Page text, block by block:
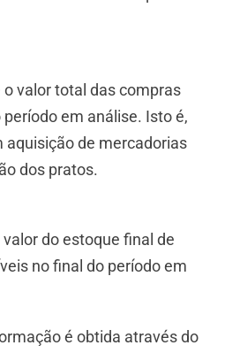
valor total das compras
em análise. Isto é,
aquisição de mercadorias
dos pratos.
do estoque final de
no final do período em
é obtida através do